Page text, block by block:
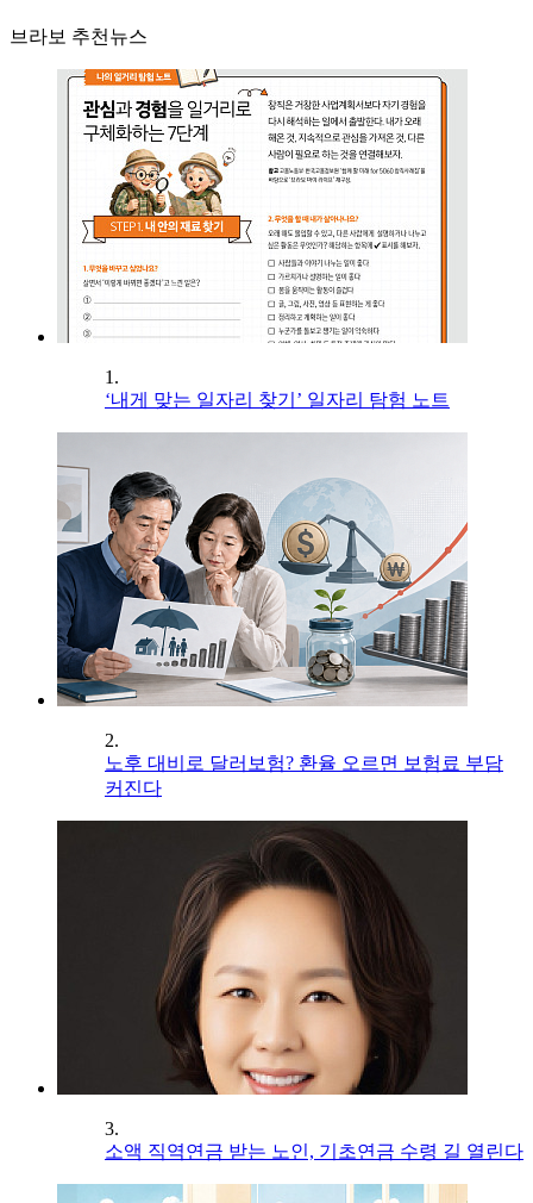
브라보 추천뉴스
1.
‘내게 맞는 일자리 찾기’ 일자리 탐험 노트
2.
노후 대비로 달러보험? 환율 오르면 보험료 부담
커진다
3.
소액 직역연금 받는 노인, 기초연금 수령 길 열린다